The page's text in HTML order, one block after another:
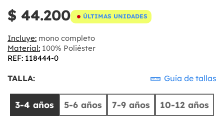
$ 44.200 ÚLTIMAS UNIDADES
Incluye: mono completo
Material: 100% Poliéster
REF: 118444-0
TALLA: Guía de tallas
3-4 años 5-6 años 7-9 años 10-12 años